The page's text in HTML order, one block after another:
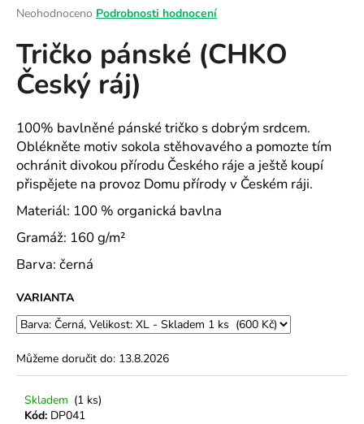
Průměrné
produktu
je
0,0
z
hvězdiček.
Neohodnoceno Podrobnosti hodnocení
Tričko pánské (CHKO
Český ráj)
100% bavlněné pánské tričko s dobrým srdcem.
Oblékněte motiv sokola stěhovavého a pomozte tím
ochránit divokou přírodu Českého ráje a ještě koupí
přispějete na provoz Domu přírody v Českém ráji.
Materiál: 100 % organická bavlna
Gramáž: 160 g/m²
Barva: černá
VARIANTA
Můžeme doručit do: 13.8.2026
Skladem (1 ks)
Kód: DP041
a
j
t
HLEDAT
D
p
o
r
č